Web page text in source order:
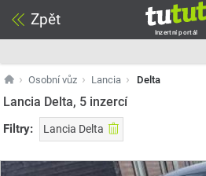
Zpět
Inzertní portál
Osobní vůz Lancia Delta
Lancia Delta, 5 inzercí
Filtry: Lancia Delta